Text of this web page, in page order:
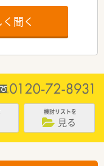
聞く
検討リストを
見る